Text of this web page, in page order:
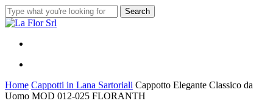
Skip
to
content
Search
Close
Menu
Home Cappotti in Lana Sartoriali Cappotto Elegante Classico da
Uomo MOD 012-025 FLORANTH